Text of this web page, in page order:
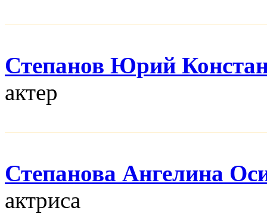
Степанов Юрий
актер
Степанова Ангелина
актриса